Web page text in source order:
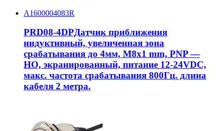
A1600004083R
PRD08-4DPДатчик приближения
индуктивный, увеличенная зона
срабатывания до 4мм, M8x1 mm, PNP —
НО, экранированный, питание 12-24VDC,
макс. частота срабатывания 800Гц. длина
кабеля 2 метра.